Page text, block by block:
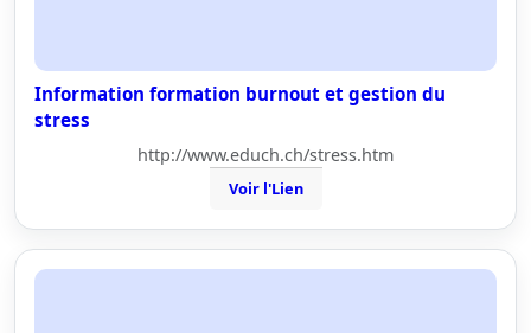
Information formation burnout et gestion du
stress
http://www.educh.ch/stress.htm
Voir l'Lien